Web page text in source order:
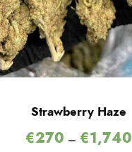
Strawberry Haze
€270 – €1,740